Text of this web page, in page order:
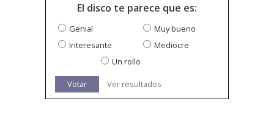
El disco te parece que es:
Genial
Muy bueno
Interesante
Mediocre
Un rollo
Votar Ver resultados